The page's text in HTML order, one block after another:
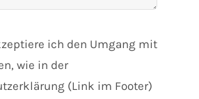
ich den Umgang mit
wie in der
(Link im Footer)